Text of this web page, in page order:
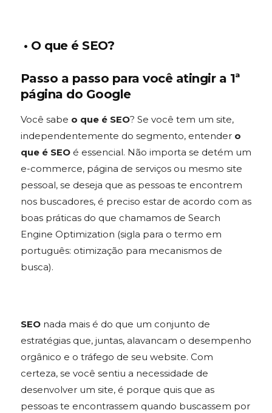
• O que é SEO?
Passo a passo para você atingir a 1ª
página do Google
Você sabe o que é SEO? Se você tem um site,
independentemente do segmento, entender o
que é SEOé essencial. Não importa se detém um
e-commerce, página de serviços ou mesmo site
pessoal, se deseja que as pessoas te encontrem
nos buscadores, é preciso estar de acordo com as
boas práticas do que chamamos de Search
Engine Optimization (sigla para o termo em
português: otimização para mecanismos de
busca).
SEOnada mais é do que um conjunto de
estratégias que, juntas, alavancam o desempenho
orgânico e o tráfego de seu website. Com
certeza, se você sentiu a necessidade de
desenvolver um site, é porque quis que as
pessoas te encontrassem quando buscassem por